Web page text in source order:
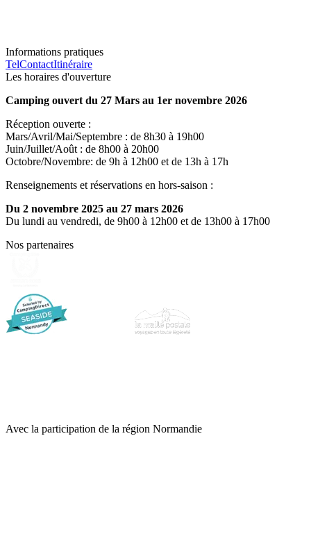
Informations pratiques
TelContactItinéraire
Les horaires d'ouverture
Camping ouvert du 27 Mars au 1er novembre 2026
Réception ouverte :
Mars/Avril/Mai/Septembre : de 8h30 à 19h00
Juin/Juillet/Août : de 8h00 à 20h00
Octobre/Novembre: de 9h à 12h00 et de 13h à 17h
Renseignements et réservations en hors-saison :
Du 2 novembre 2025 au 27 mars 2026
Du lundi au vendredi, de 9h00 à 12h00 et de 13h00 à 17h00
Nos partenaires
Avec la participation de la région Normandie